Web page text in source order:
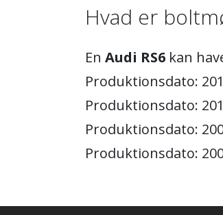
Hvad er
En Audi RS6 kan
Produktionsdato:
Produktionsdato:
Produktionsdato:
Produktionsdato: